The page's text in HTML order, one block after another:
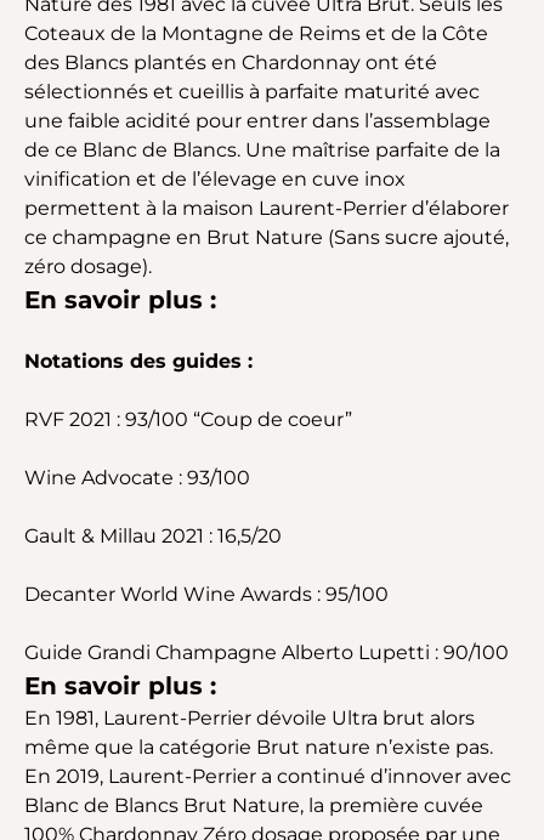
Coteaux de la Montagne de Reims et de la Côte
des Blancs plantés en Chardonnay ont été
sélectionnés et cueillis à parfaite maturité avec
une faible acidité pour entrer dans l’assemblage
de ce Blanc de Blancs. Une maîtrise parfaite de la
vinification et de l’élevage en cuve inox
permettent à la maison Laurent-Perrier d’élaborer
ce champagne en Brut Nature (Sans sucre ajouté,
zéro dosage).
En savoir plus :
Notations des guides :
RVF 2021 : 93/100 “Coup de coeur”
Wine Advocate : 93/100
Gault & Millau 2021 : 16,5/20
Decanter World Wine Awards : 95/100
Guide Grandi Champagne Alberto Lupetti : 90/100
En savoir plus :
En 1981, Laurent-Perrier dévoile Ultra brut alors
même que la catégorie Brut nature n’existe pas.
En 2019, Laurent-Perrier a continué d’innover avec
Blanc de Blancs Brut Nature, la première cuvée
100% Chardonnay Zéro dosage proposée par une